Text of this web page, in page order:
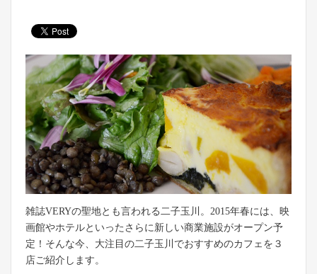
雑誌VERYの聖地とも言われる二子玉川。2015年春には、映
画館やホテルといったさらに新しい商業施設がオープン予
定！そんな今、大注目の二子玉川でおすすめのカフェを３
店ご紹介します。